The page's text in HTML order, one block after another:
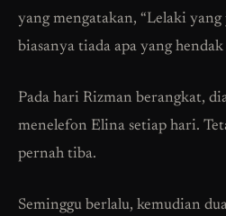
yang mengatakan, “Lelaki
biasanya tiada apa yang hendak
Pada hari Rizman berangkat,
menelefon Elina setiap hari.
pernah tiba.
Seminggu berlalu, kemudian